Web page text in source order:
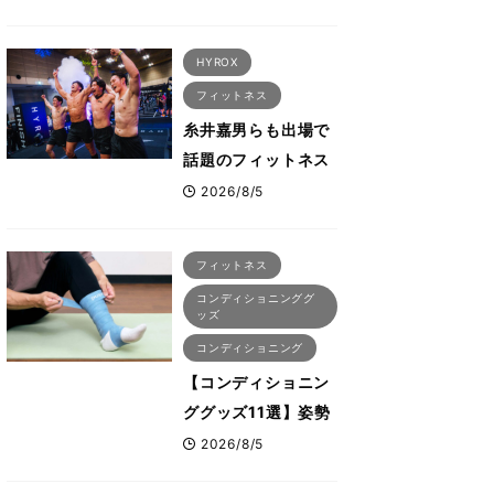
メニュー「拮抗筋ス
ーパーセット法」
HYROX
フィットネス
糸井嘉男らも出場で
話題のフィットネス
レースHYROX（ハ
メッセで8月6日から
開幕 約1万2,000
人が集結
2026/8/5
フィットネス
コンディショニンググ
ッズ
コンディショニング
【コンディショニン
ググッズ11選】姿勢
改善につながる“A-
2026/8/5